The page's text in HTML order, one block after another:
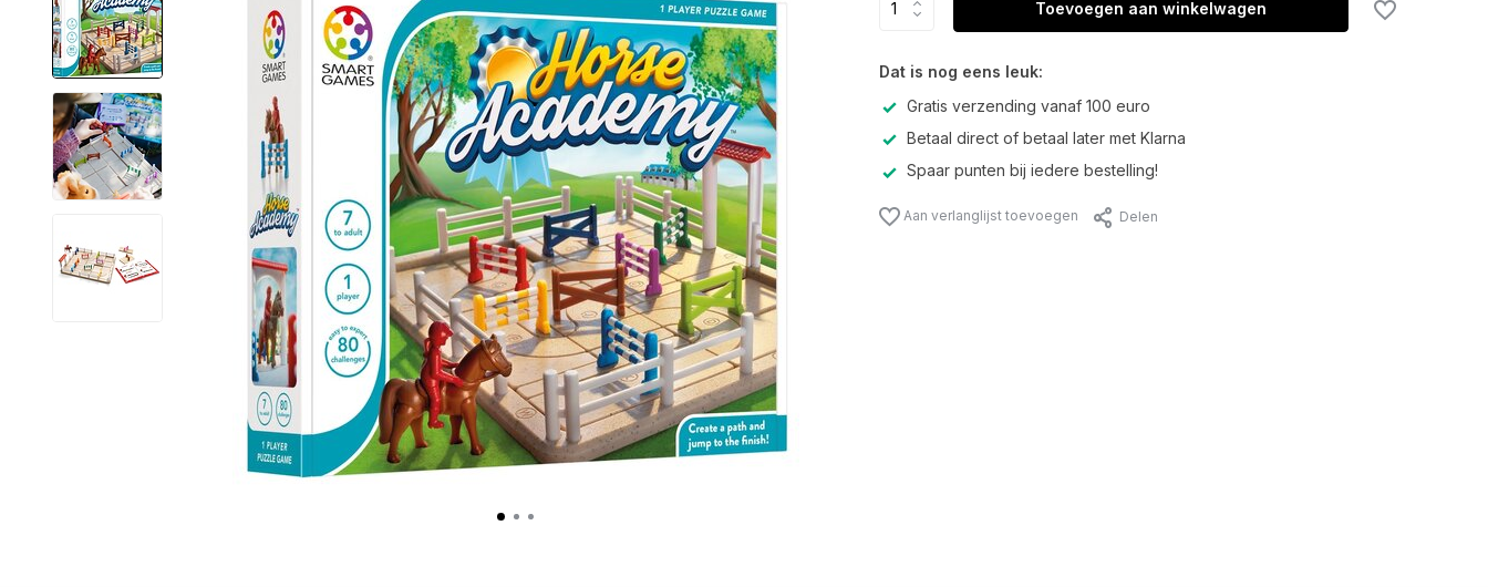
Toevoegen aan winkelwagen
Dat is nog eens leuk:
Gratis verzending vanaf 100 euro
Betaal direct of betaal later met Klarna
Spaar punten bij iedere bestelling!
Aan verlanglijst toevoegen Delen